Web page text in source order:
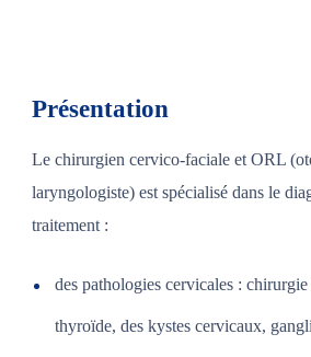
Présentation
Le chirurgien cervico-faciale et ORL
laryngologiste) est spécialisé dans le
traitement :
des pathologies cervicales :
thyroïde, des kystes cervicaux,